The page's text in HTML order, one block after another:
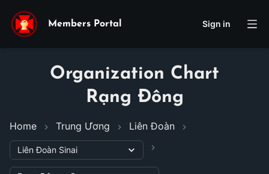
Members Portal Sign in
Organization Chart
Rạng Đông
Home Trung Ương Liên Đoàn